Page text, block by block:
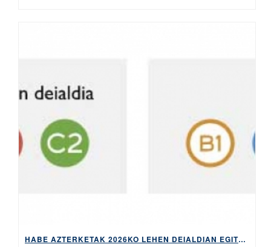
HABE AZTERKETAK 2026KO LEHEN DEIALDIAN EGITEKO MATRIKULA-EPEA, APIRILAREN 9TIK 14RA EGONGO DA ZABALIK